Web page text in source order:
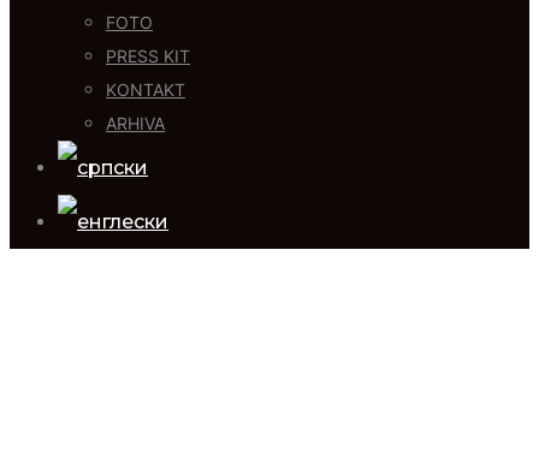
FOTO
PRESS KIT
KONTAKT
ARHIVA